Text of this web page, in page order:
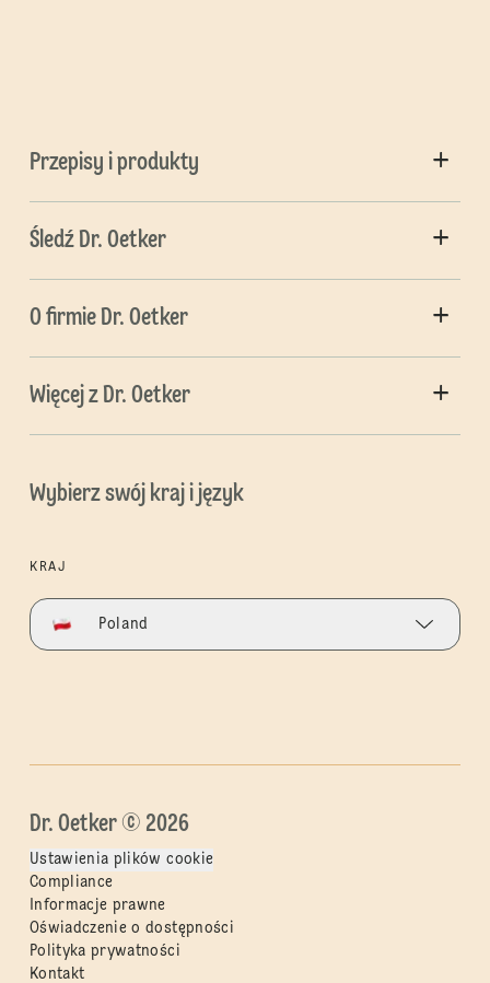
Przepisy i produkty
Śledź Dr. Oetker
O firmie Dr. Oetker
Więcej z Dr. Oetker
Wybierz swój kraj i język
KRAJ
Poland
Dr. Oetker © 2026
Ustawienia plików cookie
Compliance
Informacje prawne
Oświadczenie o dostępności
Polityka prywatności
Kontakt